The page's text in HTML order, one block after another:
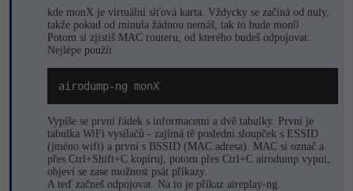
kde monX je virtuální síťová karta. Vždycky se začíná od nuly,
takže pokud od minula žádnou nemáš, tak to bude mon0
Potom si zjistíš MAC routeru, od kterého budeš odpojovat.
Nejlépe použít
airodump-ng monX
Vypíše se první řádek s informacemi a dvě tabulky. První je
tabulka WiFi vysílačů - zajímá tě poslední sloupček s ESSID
(jméno wifi) a první s BSSID (MAC adresa). MAC si označ a
přes Ctrl+Shift+C kopíruj, potom přes Ctrl+C airodump vypni,
objeví se zase možnost psát příkazy.
A teď začneš odpojovat. Na to je příkaz aireplay-ng.